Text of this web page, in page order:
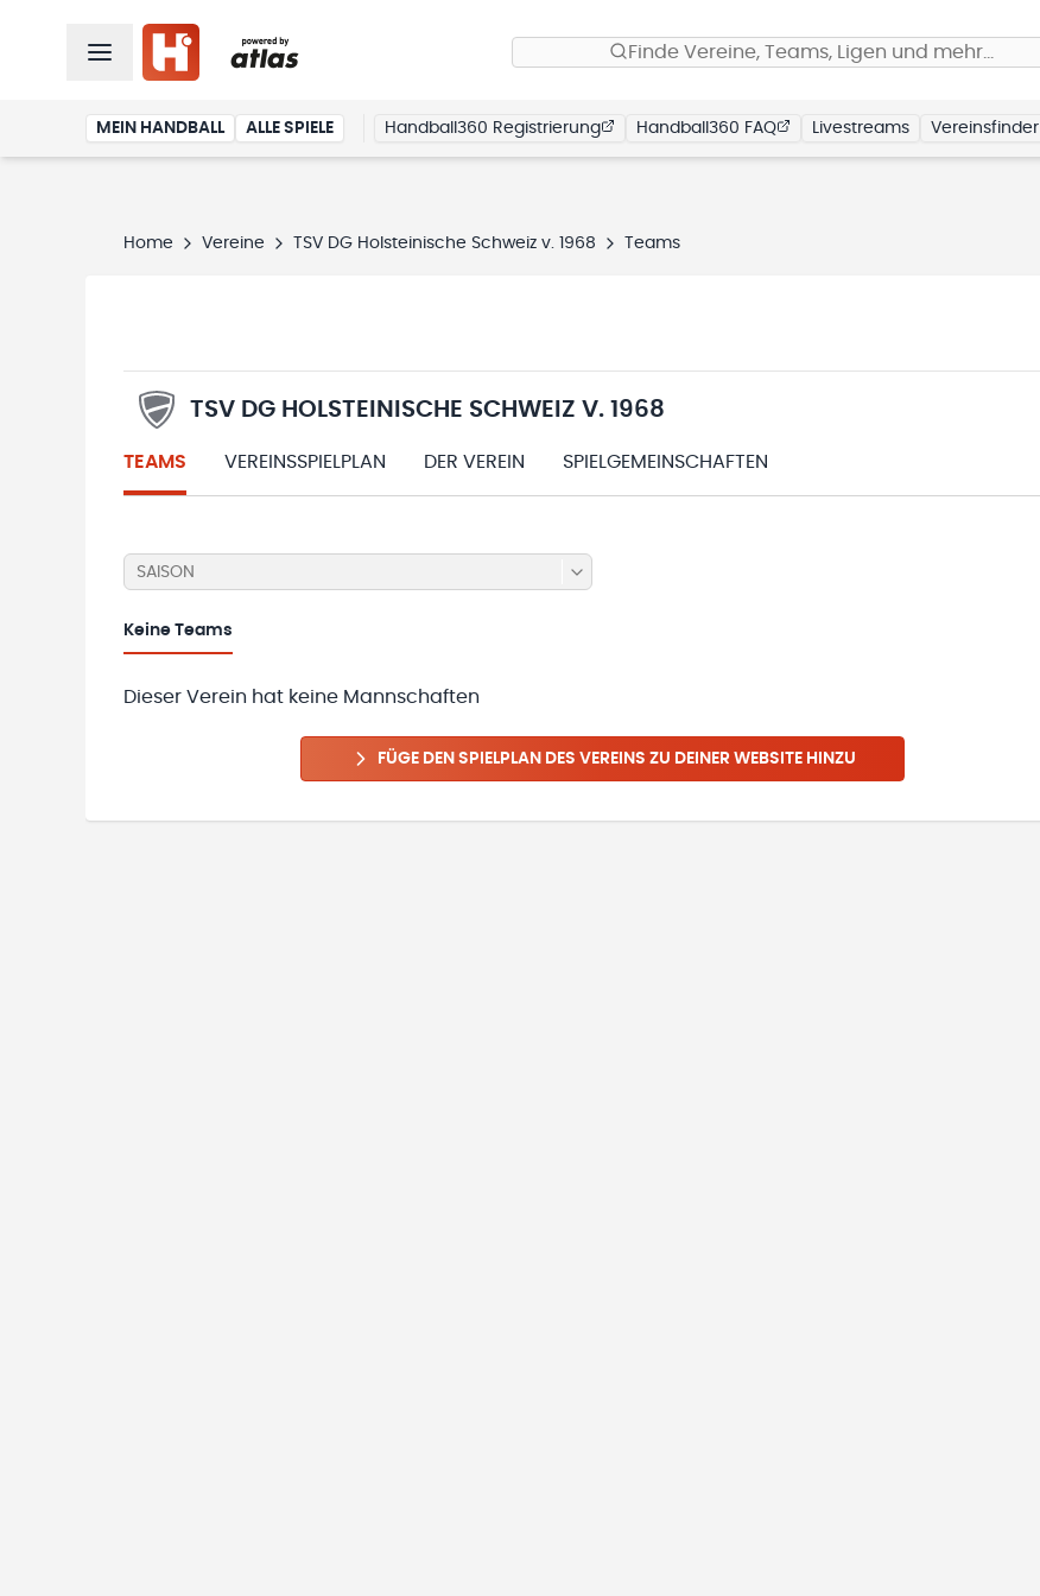
Finde Vereine, Teams, Ligen und mehr…
MEIN HANDBALL ALLE SPIELE Handball360 Registrierung Handball360 FAQ Livestreams Vereinsfinder
Home Vereine TSV DG Holsteinische Schweiz v. 1968 Teams
TSV DG HOLSTEINISCHE SCHWEIZ V. 1968
TEAMS VEREINSSPIELPLAN DER VEREIN SPIELGEMEINSCHAFTEN
SAISON
Keine Teams
Dieser Verein hat keine Mannschaften
FÜGE DEN SPIELPLAN DES VEREINS ZU DEINER WEBSITE HINZU